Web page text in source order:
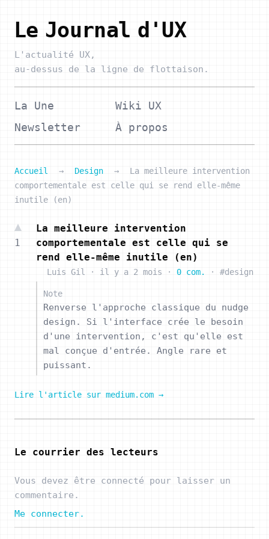
Le Journal d'UX
L'actualité UX,
au-dessus de la ligne de flottaison.
La Une
Wiki UX
Newsletter
À propos
Accueil → Design →
La meilleure intervention
comportementale est celle qui se rend elle-même
inutile (en)
1
La meilleure intervention
comportementale est celle qui se
rend elle-même inutile (en)
Luis Gil · il y a 2 mois · 0 com. · #design
Note
Renverse l'approche classique du nudge
design. Si l'interface crée le besoin
d'une intervention, c'est qu'elle est
mal conçue d'entrée. Angle rare et
puissant.
Lire l'article sur medium.com →
Le courrier des lecteurs
Vous devez être connecté pour laisser un
commentaire.
Me connecter.